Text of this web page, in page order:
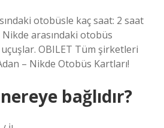
otobüsle kaç saat: 2 saat
Nikde arasındaki otobüs
OBILET Tüm şirketleri
– Nikde Otobüs Kartları!
bağlıdır?